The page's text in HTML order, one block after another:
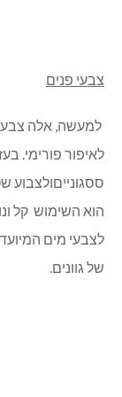
צבעי פנים
למעשה, אלה צבעי
לאיפור פורימי.
ססגונייםולצבוע
הוא השימוש קל
לצבעי מים
של גוונים.